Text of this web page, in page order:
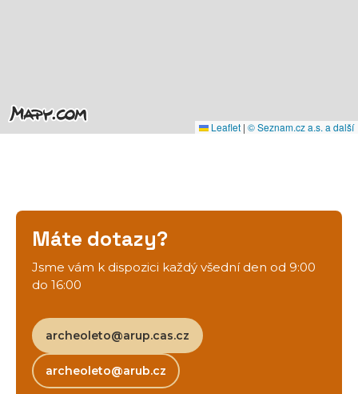
Leaflet | © Seznam.cz a.s. a další
Máte dotazy?
Jsme vám k dispozici každý všední den od 9:00
do 16:00
archeoleto@arup.cas.cz
archeoleto@arub.cz